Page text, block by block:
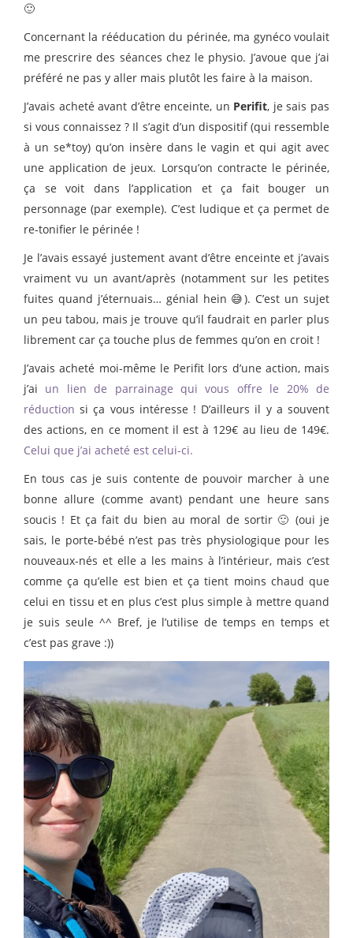
🙂
Concernant la rééducation du périnée, ma gynéco voulait
me prescrire des séances chez le physio. J’avoue que j’ai
préféré ne pas y aller mais plutôt les faire à la maison.
J’avais acheté avant d’être enceinte, un Perifit, je sais pas
si vous connaissez ? Il s’agit d’un dispositif (qui ressemble
à un se*toy) qu’on insère dans le vagin et qui agit avec
une application de jeux. Lorsqu’on contracte le périnée,
ça se voit dans l’application et ça fait bouger un
personnage (par exemple). C’est ludique et ça permet de
re-tonifier le périnée !
Je l’avais essayé justement avant d’être enceinte et j’avais
vraiment vu un avant/après (notamment sur les petites
fuites quand j’éternuais… génial hein 😅). C’est un sujet
un peu tabou, mais je trouve qu’il faudrait en parler plus
librement car ça touche plus de femmes qu’on en croit !
J’avais acheté moi-même le Perifit lors d’une action, mais
j’ai un lien de parrainage qui vous offre le 20% de
réduction si ça vous intéresse ! D’ailleurs il y a souvent
des actions, en ce moment il est à 129€ au lieu de 149€.
Celui que j’ai acheté est celui-ci.
En tous cas je suis contente de pouvoir marcher à une
bonne allure (comme avant) pendant une heure sans
soucis ! Et ça fait du bien au moral de sortir 🙂 (oui je
sais, le porte-bébé n’est pas très physiologique pour les
nouveaux-nés et elle a les mains à l’intérieur, mais c’est
comme ça qu’elle est bien et ça tient moins chaud que
celui en tissu et en plus c’est plus simple à mettre quand
je suis seule ^^ Bref, je l’utilise de temps en temps et
c’est pas grave :))